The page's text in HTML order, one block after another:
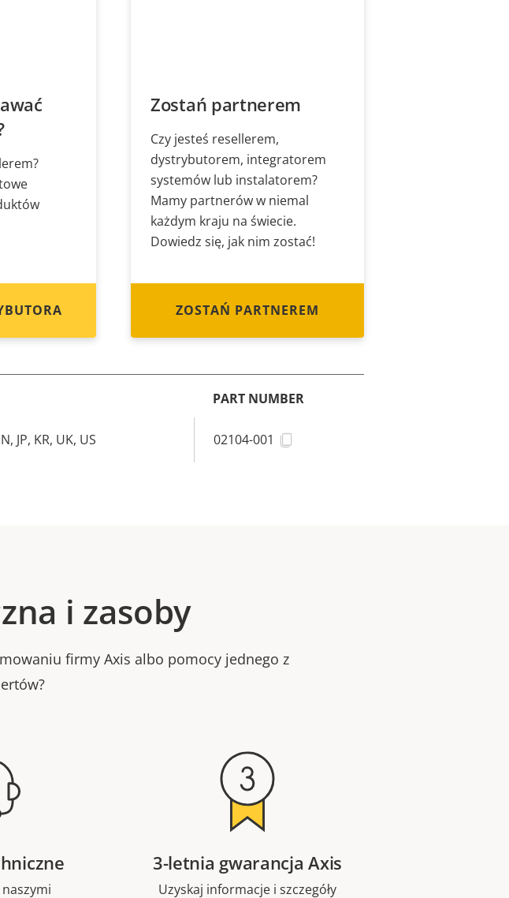
Zostań partnerem
Czy jesteś resellerem,
dystrybutorem, integratorem
systemów lub instalatorem?
Mamy partnerów w niemal
każdym kraju na świecie.
Dowiedz się, jak nim zostać!
ZOSTAŃ PARTNEREM
PART NUMBER
JP, KR, UK, US 02104-001
i zasoby
firmy Axis albo pomocy jednego z
3-letnia gwarancja Axis
Uzyskaj informacje i szczegóły